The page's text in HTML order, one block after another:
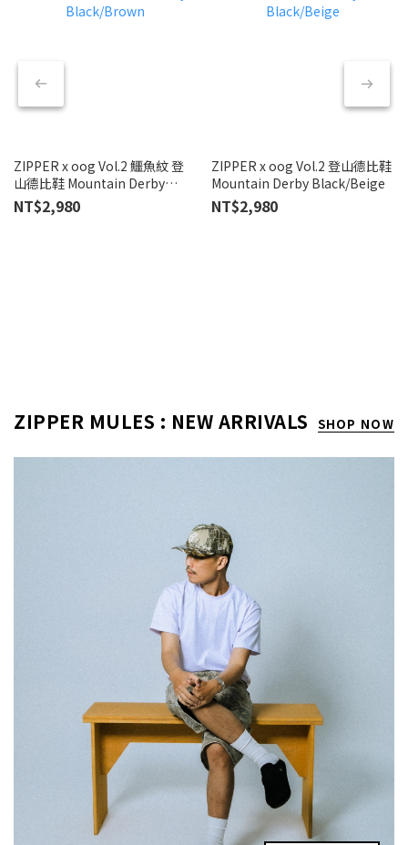
ZIPPER x oog Vol.2 鱷魚紋 登
山德比鞋 Mountain Derby
Black/Brown
NT$2,980
ZIPPER x oog Vol.2 登山德比鞋
Mountain Derby Black/Beige
NT$2,980
ZIPPER MULES : NEW ARRIVALS SHOP NOW